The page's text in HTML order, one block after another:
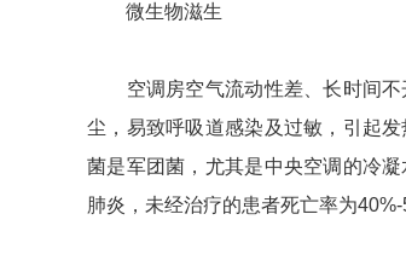
微生物滋生
空调房空气流动性差、长时间不
尘，易致呼吸道感染及过敏，引起
菌是军团菌，尤其是中央空调的冷
肺炎，未经治疗的患者死亡率为40%-